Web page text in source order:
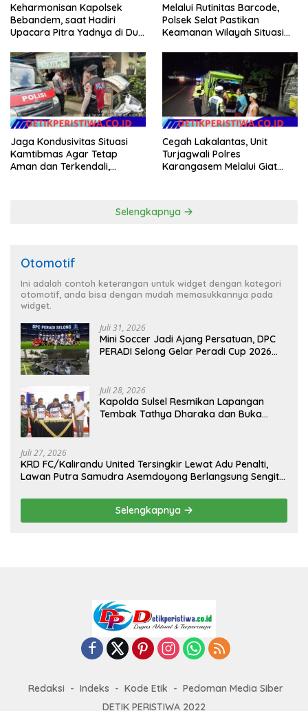
Keharmonisan Kapolsek
Bebandem, saat Hadiri
Upacara Pitra Yadnya di Dua
Melalui Rutinitas Barcode,
Polsek Selat Pastikan
Keamanan Wilayah Situasi
Jaga Kondusivitas Situasi
Kamtibmas Agar Tetap
Aman dan Terkendali,
Cegah Lakalantas, Unit
Turjagwali Polres
Karangasem Melalui Giat
Wisata
Selengkapnya
Otomotif
Ini adalah contoh keterangan untuk widget dengan kategori
otomotif, anda bisa dengan mudah memasukkannya pada
widget.
Juli 31, 2026
Mini Soccer Jadi Ajang Persatuan, DPC
PERADI Selong Gelar Peradi Cup 2026
Juli 28, 2026
Kapolda Sulsel Resmikan Lapangan
Tembak Tathya Dharaka dan Buka
Juli 27, 2026
KRD FC/Kalirandu United Tersingkir Lewat Adu Penalti,
Lawan Putra Samudra Asemdoyong Berlangsung Sengit
Selengkapnya
Redaksi Indeks Kode Etik
Pedoman Media Siber
DETIK PERISTIWA 2022